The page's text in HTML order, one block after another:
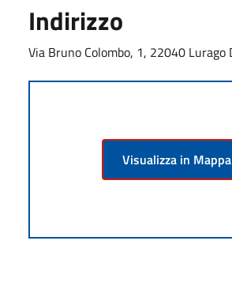
Indirizzo
Via Bruno Colombo, 1, 22040 Lurago
Visualizza in Mappa